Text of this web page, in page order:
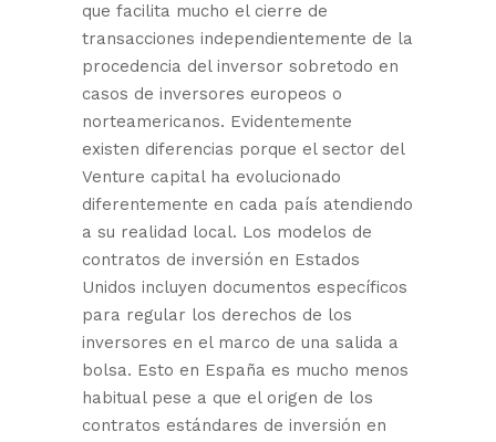
que facilita mucho el cierre de
transacciones independientemente de la
procedencia del inversor sobretodo en
casos de inversores europeos o
norteamericanos. Evidentemente
existen diferencias porque el sector del
Venture capital ha evolucionado
diferentemente en cada país atendiendo
a su realidad local. Los modelos de
contratos de inversión en Estados
Unidos incluyen documentos específicos
para regular los derechos de los
inversores en el marco de una salida a
bolsa. Esto en España es mucho menos
habitual pese a que el origen de los
contratos estándares de inversión en